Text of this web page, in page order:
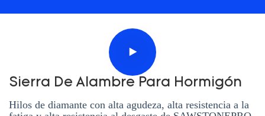
Sierra De Alambre Para Hormigón
Hilos de diamante con alta agudeza, alta resistencia a la